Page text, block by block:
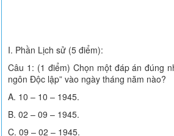
I. Phần Lịch sử (5 điểm):
Câu 1: (1 điểm) Chọn một đáp án đúng
ngôn Độc lập” vào ngày tháng năm nào?
A. 10 – 10 – 1945.
B. 02 – 09 – 1945.
C. 09 – 02 – 1945.